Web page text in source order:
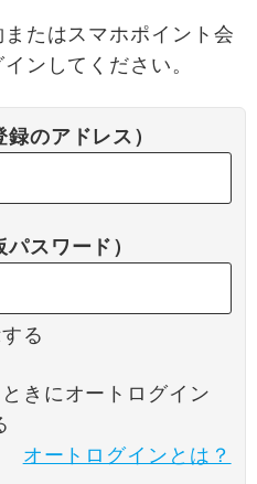
たはスマホポイント会
ンしてください。
のアドレス）
スワード）
る
きにオートログイン
オートログインとは？